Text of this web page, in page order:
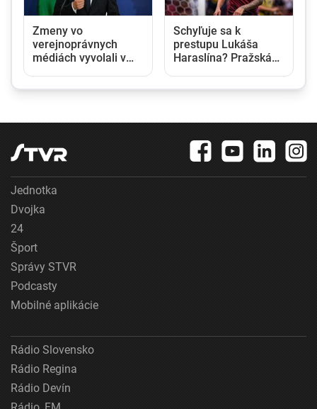
Zmeny vo
verejnoprávnych
médiách vyvolali v
Schyľuje sa k
prestupu Lukáša
Haraslína? Pražská
Jednotka
Dvojka
24
Šport
Správy STVR
Podcasty
Mobilné aplikácie
Rádio Slovensko
Rádio Regina
Rádio Devín